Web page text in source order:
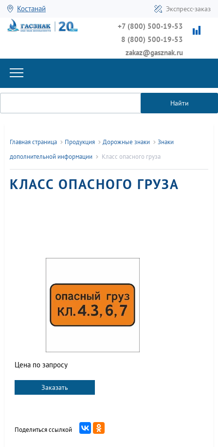
Костанай Экспресс-заказ
+7 (800) 500-19-53
8 (800) 500-19-53
zakaz@gasznak.ru
Найти
Главная страница Продукция Дорожные знаки
Знаки
дополнительной информации
Класс опасного груза
КЛАСС ОПАСНОГО ГРУЗА
Цена по запросу
Заказать
Поделиться ссылкой